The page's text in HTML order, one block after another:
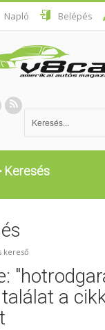
Napló Belépés
Keresés
kereső
a